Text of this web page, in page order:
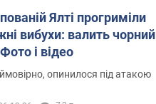
Ялті прогриміли
вибухи: валить чорний
і відео
опинилося під атакою